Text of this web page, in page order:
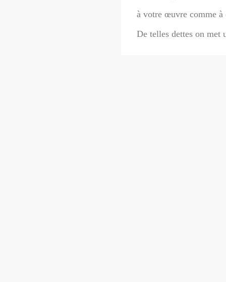
à votre œuvre comme à
De telles dettes on met